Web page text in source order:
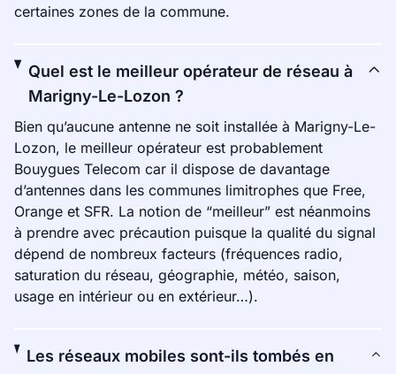
certaines zones de la commune.
Quel est le meilleur opérateur de réseau à
Marigny-Le-Lozon ?
Bien qu’aucune antenne ne soit installée à Marigny-Le-
Lozon, le meilleur opérateur est probablement
Bouygues Telecom car il dispose de davantage
d’antennes dans les communes limitrophes que Free,
Orange et SFR. La notion de “meilleur” est néanmoins
à prendre avec précaution puisque la qualité du signal
dépend de nombreux facteurs (fréquences radio,
saturation du réseau, géographie, météo, saison,
usage en intérieur ou en extérieur…).
Les réseaux mobiles sont-ils tombés en